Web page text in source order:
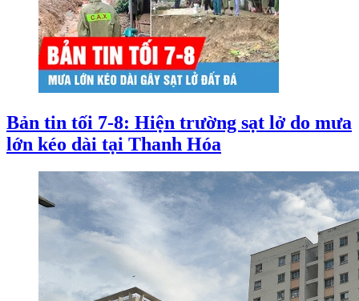
Bản tin tối 7-8: Hiện trường sạt lở do mưa
lớn kéo dài tại Thanh Hóa